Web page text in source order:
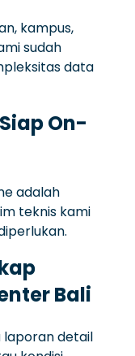
kampus,
sudah
data
On-
adalah
teknis kami
Bali
laporan detail